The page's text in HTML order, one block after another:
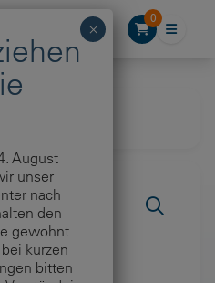
0
August
unser
nach
den
gewohnt
kurzen
bitten